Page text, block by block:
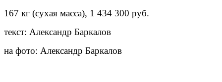
167 кг (сухая масса), 1 434 300 руб.
текст: Александр Баркалов
на фото: Александр Баркалов